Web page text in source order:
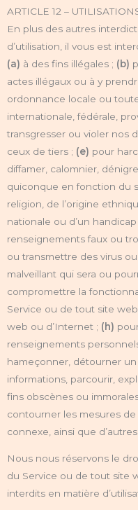
ARTICLE 12 –
En plus des autres
d’utilisation, il vous est
(a) à des fins illégales ; (b)
actes illégaux ou à y
ordonnance locale ou
internationale, fédérale,
transgresser ou violer nos
ceux de tiers ; (e) pour
diffamer, calomnier,
quiconque en fonction du
religion, de l’origine
nationale ou d’un handicap
renseignements faux ou
ou transmettre des virus
malveillant qui sera ou
compromettre la
Service ou de tout site
web ou d’Internet ; (h)
renseignements
hameçonner, détourner
informations, parcourir,
fins obscènes ou
contourner les mesures
connexe, ainsi que
Nous nous réservons le
du Service ou de tout site
interdits en matière